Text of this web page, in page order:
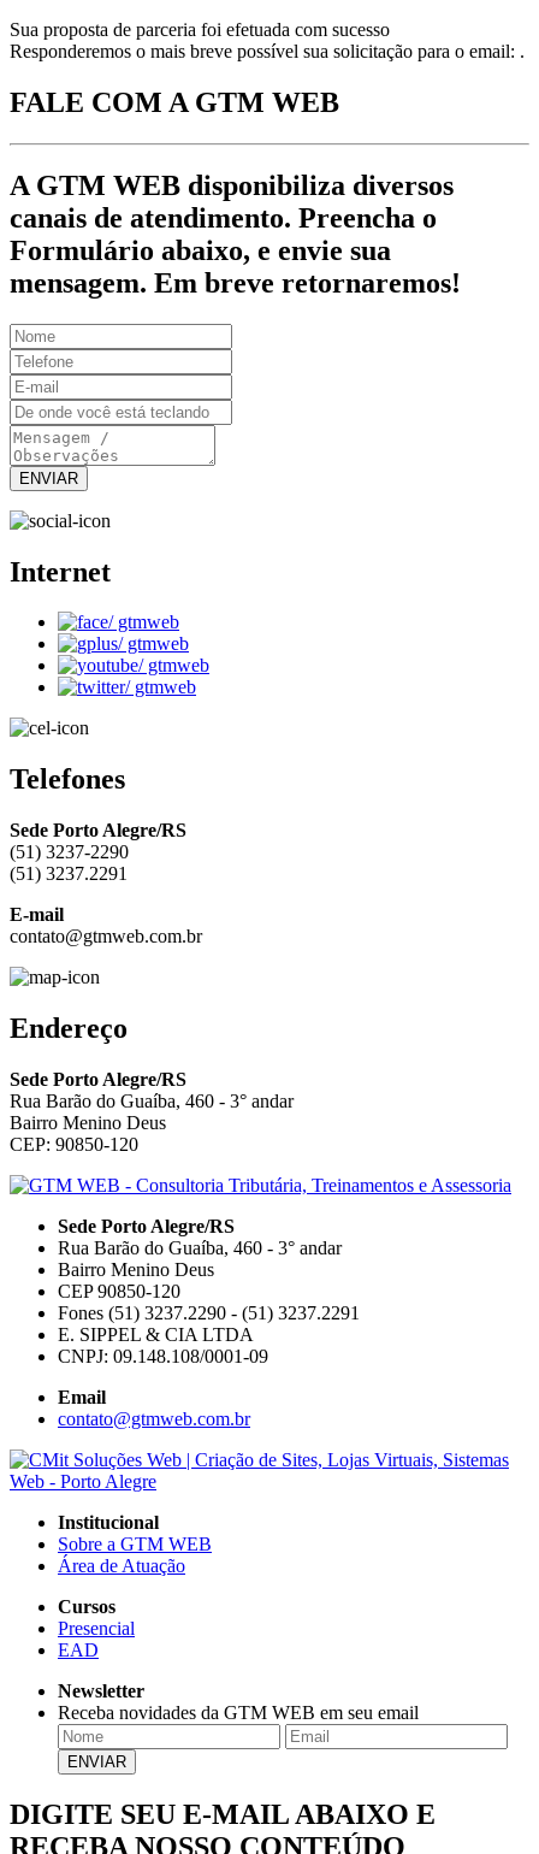
Sua proposta de parceria foi efetuada com sucesso
Responderemos o mais breve possível sua solicitação para o email: .
FALE COM A GTM WEB
A GTM WEB disponibiliza diversos
canais de atendimento. Preencha o
Formulário abaixo, e envie sua
mensagem. Em breve retornaremos!
Internet
/ gtmweb
/ gtmweb
/ gtmweb
/ gtmweb
Telefones
Sede Porto Alegre/RS
(51) 3237-2290
(51) 3237.2291
E-mail
contato@gtmweb.com.br
Endereço
Sede Porto Alegre/RS
Rua Barão do Guaíba, 460 - 3° andar
Bairro Menino Deus
CEP: 90850-120
Sede Porto Alegre/RS
Rua Barão do Guaíba, 460 - 3° andar
Bairro Menino Deus
CEP 90850-120
Fones (51) 3237.2290 - (51) 3237.2291
E. SIPPEL & CIA LTDA
CNPJ: 09.148.108/0001-09
Email
contato@gtmweb.com.br
Institucional
Sobre a GTM WEB
Área de Atuação
Cursos
Presencial
EAD
Newsletter
Receba novidades da GTM WEB em seu email
DIGITE SEU E-MAIL ABAIXO E
RECEBA NOSSO CONTEÚDO